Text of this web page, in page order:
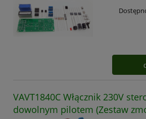
VAVT1840C Włącznik 230V
dowolnym pilotem (Zestaw